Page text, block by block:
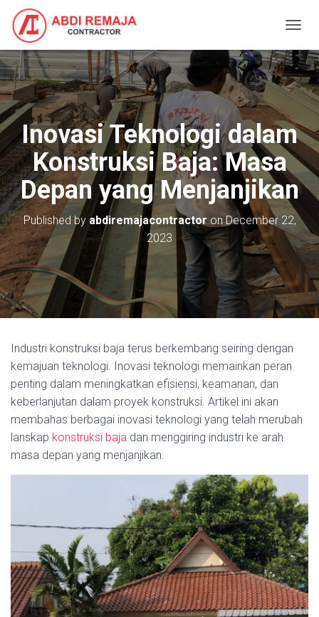
O
G
G
L
E
A
V
I
A
T
I
O
N
Inovasi Teknologi dalam
Konstruksi Baja: Masa
Depan yang Menjanjikan
Published by abdiremajacontractoronDecember 22,
2023
Industri konstruksi baja terus berkembang seiring dengan
kemajuan teknologi. Inovasi teknologi memainkan peran
penting dalam meningkatkan efisiensi, keamanan, dan
keberlanjutan dalam proyek konstruksi. Artikel ini akan
membahas berbagai inovasi teknologi yang telah merubah
lanskap konstruksi baja dan menggiring industri ke arah
masa depan yang menjanjikan.